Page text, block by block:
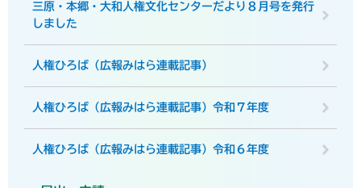
三原・本郷・大和人権文化センターだより８月号を発行
しました
人権ひろば（広報みはら連載記事）
人権ひろば（広報みはら連載記事）令和７年度
人権ひろば（広報みはら連載記事）令和６年度